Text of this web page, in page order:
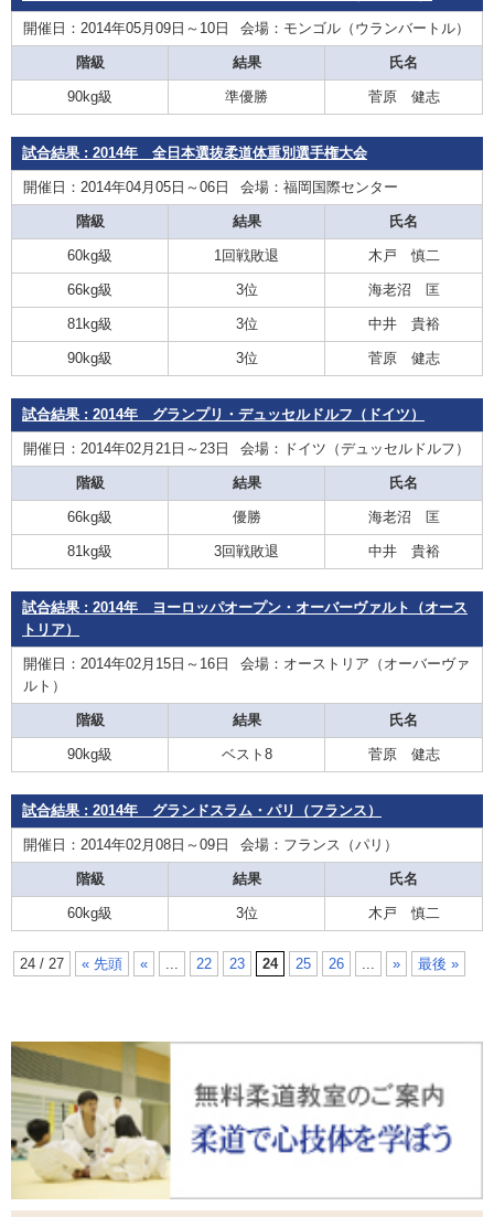
開催日：2014年05月09日～10日 会場：モンゴル（ウランバートル）
階級 結果 氏名
90kg級 準優勝 菅原 健志
試合結果 : 2014年 全日本選抜柔道体重別選手権大会
開催日：2014年04月05日～06日 会場：福岡国際センター
階級 結果 氏名
60kg級 1回戦敗退 木戸 慎二
66kg級 3位 海老沼 匡
81kg級 3位 中井 貴裕
90kg級 3位 菅原 健志
試合結果 : 2014年 グランプリ・デュッセルドルフ（ドイツ）
開催日：2014年02月21日～23日 会場：ドイツ（デュッセルドルフ）
階級 結果 氏名
66kg級 優勝 海老沼 匡
81kg級 3回戦敗退 中井 貴裕
試合結果 : 2014年 ヨーロッパオープン・オーバーヴァルト（オース
トリア）
開催日：2014年02月15日～16日
会場：オーストリア（オーバーヴァ
ルト）
階級 結果 氏名
90kg級 ベスト8 菅原 健志
試合結果 : 2014年 グランドスラム・パリ（フランス）
開催日：2014年02月08日～09日 会場：フランス（パリ）
階級 結果 氏名
60kg級 3位 木戸 慎二
24 / 27 « 先頭 « ... 22 23 24 25 26 ... » 最後 »